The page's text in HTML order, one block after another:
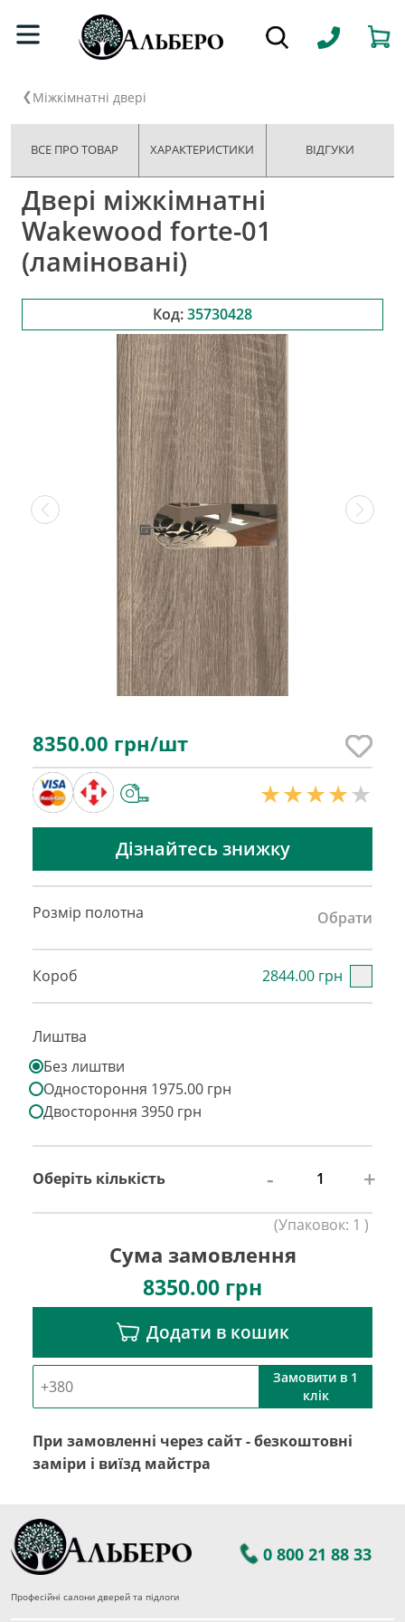
Міжкімнатні двері
ВСЕ ПРО ТОВАР ХАРАКТЕРИСТИКИ ВІДГУКИ
Двері міжкімнатні
Wakewood forte-01
(ламіновані)
Код:35730428
8350.00 грн/шт
Дізнайтесь знижку
Розмір полотна Обрати
Короб 2844.00 грн
Лиштва
Без лиштви
Одностороння 1975.00 грн
Двостороння 3950 грн
Оберіть кількість - +
(Упаковок: 1 )
Сума замовлення
8350.00 грн
Додати в кошик
Замовити в 1
клік
При замовленні через сайт - безкоштовні
заміри і виїзд майстра
0 800 21 88 33
Професійні салони дверей та підлоги